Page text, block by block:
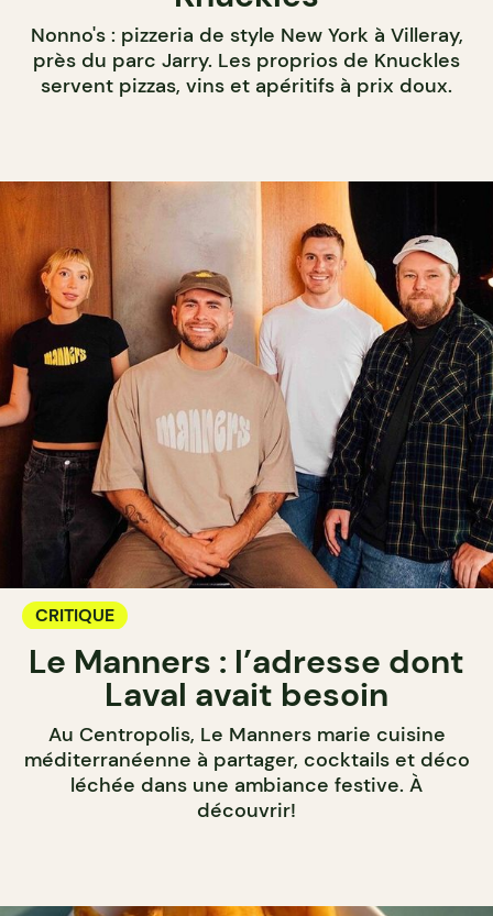
Nonno's : pizzeria de style New York à Villeray,
près du parc Jarry. Les proprios de Knuckles
servent pizzas, vins et apéritifs à prix doux.
CRITIQUE
Le Manners : l’adresse dont
Laval avait besoin
Au Centropolis, Le Manners marie cuisine
méditerranéenne à partager, cocktails et déco
léchée dans une ambiance festive. À
découvrir!